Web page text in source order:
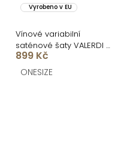
Vyrobeno v EU
Vínové variabilní
saténové šaty VALERDI a
rozparkem
899 Kč
ONESIZE